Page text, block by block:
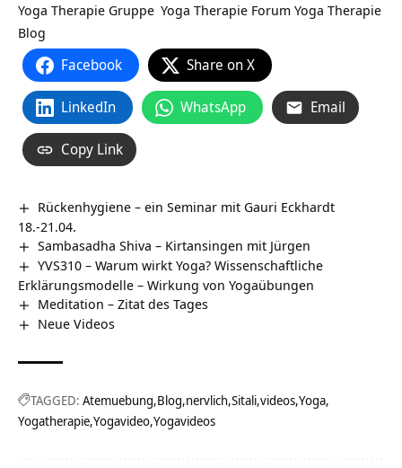
Yoga Therapie Gruppe Yoga Therapie Forum Yoga Therapie
Blog
Facebook Share on X
LinkedIn WhatsApp Email
Copy Link
Rückenhygiene – ein Seminar mit Gauri Eckhardt
18.-21.04.
Sambasadha Shiva – Kirtansingen mit Jürgen
YVS310 – Warum wirkt Yoga? Wissenschaftliche
Erklärungsmodelle – Wirkung von Yogaübungen
Meditation – Zitat des Tages
Neue Videos
TAGGED: Atemuebung Blog nervlich Sitali videos Yoga
Yogatherapie Yogavideo Yogavideos